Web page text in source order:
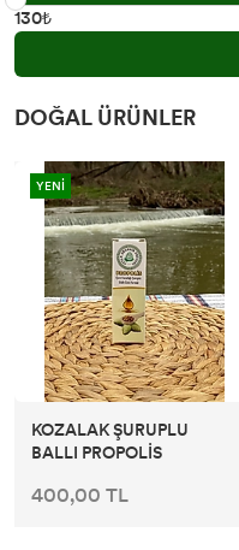
130₺
DOĞAL ÜRÜNLER
YENİ
KOZALAK ŞURUPLU
BALLI PROPOLİS
400,00 TL